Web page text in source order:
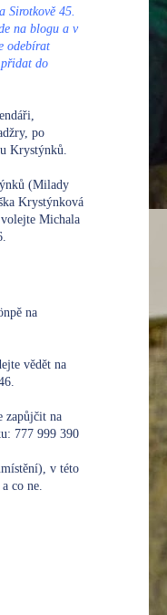
Sirotkově 45.
na blogu a v
odebírat
do
,
po
Krystýnků.
(Milady
Krystýnková
Michala
na
vědět na
zapůjčit na
777 999 390
v této
co ne.